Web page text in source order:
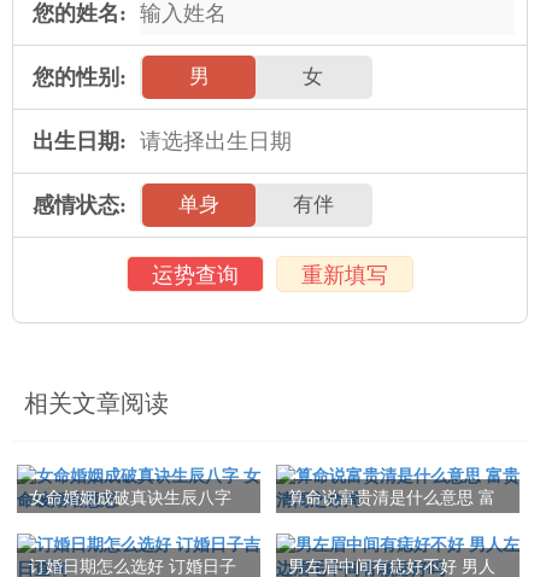
三、职业发展稳定
1、当在在这个年龄段，虎的职业发展通常比较稳定。他们在行业
中已经积累了必须的有经历 与知识，对自己的职业规划有较为清
2、对86年的虎在在这个年龄段普通已经建立了较为稳定的人脉
关系，有必须的人际条件 可以依赖与利用。在这对他们职业发展
的稳定性与成功度都起到积极的推动作用。
5、从职业发展的稳定性将使虎能够更好地规划与管理自己的财
富，为未来的发展提供更多的机遇与选择。
您的姓名:
您的性别: 男 女
出生日期:
感情状态: 单身 有伴
运势查询 重新填写
相关文章阅读
女命婚姻成破真诀生辰八字
算命说富贵清是什么意思 富
订婚日期怎么选好 订婚日子
男左眉中间有痣好不好 男人